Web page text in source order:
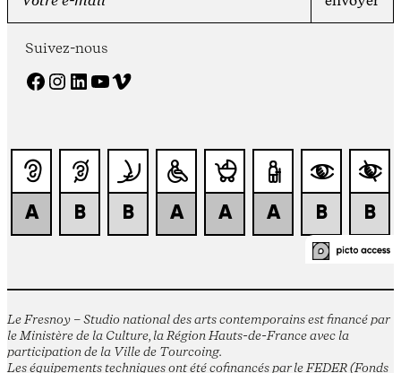
Suivez-nous
Facebook Instagram LinkedIn YouTube Vimeo
Le Fresnoy – Studio national des arts contemporains est financé par
le Ministère de la Culture, la Région Hauts-de-France avec la
participation de la Ville de Tourcoing.
Les équipements techniques ont été cofinancés par le FEDER (Fonds